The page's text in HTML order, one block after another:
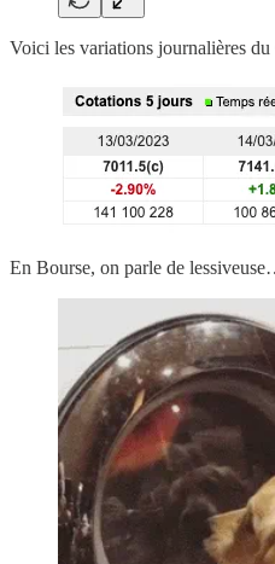
Voici les variations journalières
En Bourse, on parle de